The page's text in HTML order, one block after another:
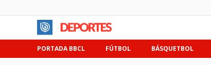
PORTADA BBCL FÚTBOL BÁSQUETBOL